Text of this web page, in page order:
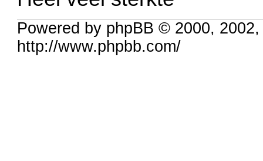
Powered by phpBB © 2000,
http://www.phpbb.com/